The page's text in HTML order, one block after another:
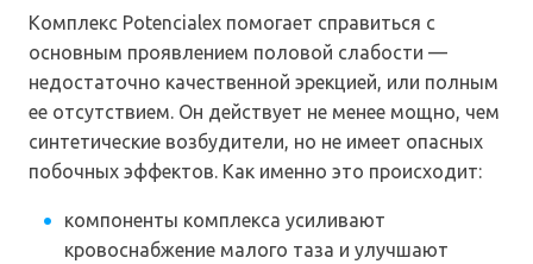
Комплекс Potencialex помогает справиться с
основным проявлением половой слабости —
недостаточно качественной эрекцией, или полным
ее отсутствием. Он действует не менее мощно, чем
синтетические возбудители, но не имеет опасных
побочных эффектов. Как именно это происходит:
компоненты комплекса усиливают
кровоснабжение малого таза и улучшают